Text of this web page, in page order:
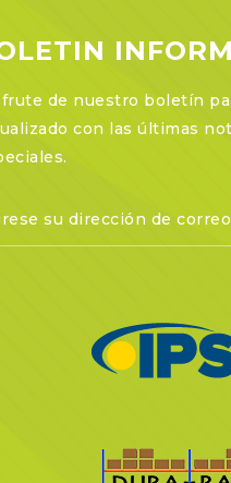
de nuestro boletín
con las últimas